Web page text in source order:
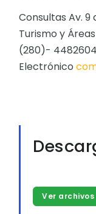
Consultas Av.
Turismo y
(280)-
Electrónico
Ver archivos